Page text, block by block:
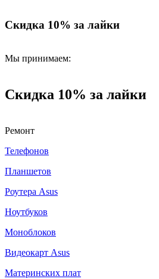
Скидка 10% за лайки
Мы принимаем:
Скидка 10% за лайки
Ремонт
Телефонов
Планшетов
Роутера Asus
Ноутбуков
Моноблоков
Видеокарт Asus
Материнских плат